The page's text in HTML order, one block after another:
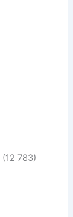
(12 783)